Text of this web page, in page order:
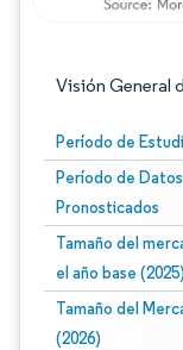
Visión General
Período de
Período de Datos
Pronosticados
Tamaño del
el año base (2025)
Tamaño del
(2026)